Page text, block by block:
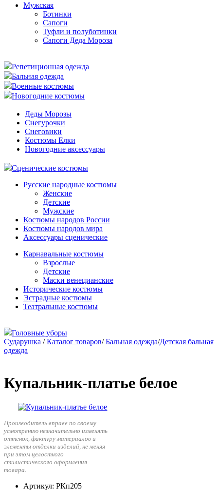
Мужская
Ботинки
Сапоги
Туфли и полуботинки
Сапоги Деда Мороза
Репетиционная одежда
Бальная одежда
Военные костюмы
Новогодние костюмы
Деды Морозы
Снегурочки
Снеговики
Костюмы Елки
Новогодние аксессуары
Сценические костюмы
Русские народные костюмы
Женские
Детские
Мужские
Костюмы народов России
Костюмы народов мира
Аксессуары сценические
Карнавальные костюмы
Взрослые
Детские
Маски венецианские
Исторические костюмы
Эстрадные костюмы
Театральные костюмы
Головные уборы
Сударушка / Каталог товаров/ Бальная одежда/Детская бальная
одежда
Купальник-платье белое
Производитель вправе по своему
усмотрению незначительно изменять
оттенок, фактуру материалов и
элементы отделки изделий, не меняя
при этом целостного
стилистического оформления
товара.
Артикул: РКп205